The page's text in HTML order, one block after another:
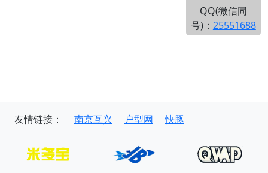
QQ(微信同
号)： 25551688
友情链接： 南京互兴 户型网 快豚